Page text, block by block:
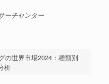
ーチセンター
の世界市場2024：種類別
析